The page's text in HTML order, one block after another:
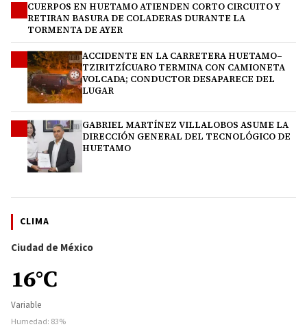
CUERPOS EN HUETAMO ATIENDEN CORTO CIRCUITO Y
RETIRAN BASURA DE COLADERAS DURANTE LA
TORMENTA DE AYER
ACCIDENTE EN LA CARRETERA HUETAMO–
TZIRITZÍCUARO TERMINA CON CAMIONETA
VOLCADA; CONDUCTOR DESAPARECE DEL
LUGAR
GABRIEL MARTÍNEZ VILLALOBOS ASUME LA
DIRECCIÓN GENERAL DEL TECNOLÓGICO DE
HUETAMO
CLIMA
Ciudad de México
16°C
Variable
Humedad: 83%